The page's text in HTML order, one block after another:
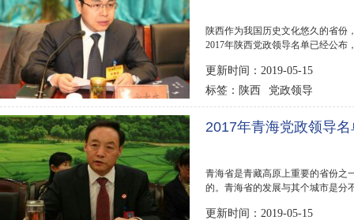
陕西作为我国历史文化悠久的省份
2017年陕西党政领导名单已经公布
更新时间：2019-05-15
标签： 陕西 党政领导
2017年青海党政领导
青海省是青藏高原上重要的省份之
的。青海省的发展与其个城市是分
更新时间：2019-05-15